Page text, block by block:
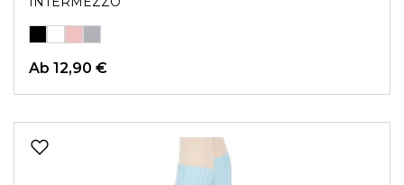
Ab 12,90 €